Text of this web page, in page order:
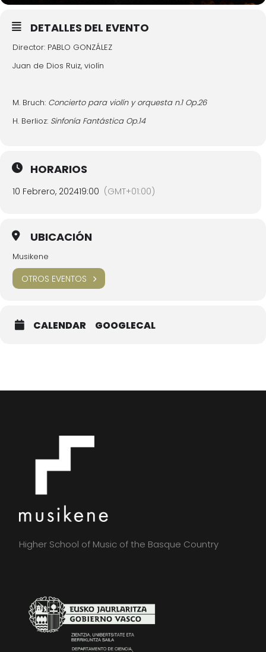
DETALLES DEL EVENTO
Director: PABLO GONZÁLEZ
Juan de Dios Ruiz, violín
M. Bruch: Concierto para violín y orquesta n.1 Op.26
H. Berlioz: Sinfonía Fantástica Op.14
HORARIOS
10 Febrero, 202419:00 (GMT+01:00)
UBICACIÓN
Musikene
OTROS EVENTOS
CALENDAR GOOGLECAL
Higher School of Music of the Basque Country